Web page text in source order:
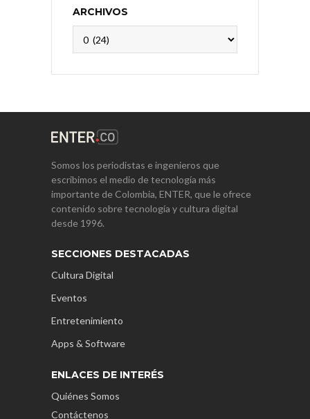
ARCHIVOS
Somos los periodistas e ingenieros que
escribimos el medio de tecnología más
importante de Colombia, ENTER, que le ofrece
contenido sobre tecnología y cultura digital
desde 1996.
SECCIONES DESTACADAS
Cultura Digital
Eventos
Entretenimiento
Apps & Software
ENLACES DE INTERÉS
Quiénes Somos
Contáctenos